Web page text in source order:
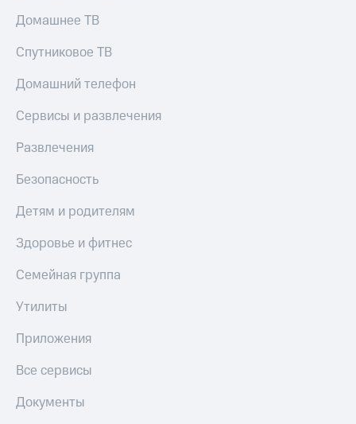
Домашнее ТВ
Спутниковое ТВ
Домашний телефон
Сервисы и развлечения
Развлечения
Безопасность
Детям и родителям
Здоровье и фитнес
Семейная группа
Утилиты
Приложения
Все сервисы
Документы